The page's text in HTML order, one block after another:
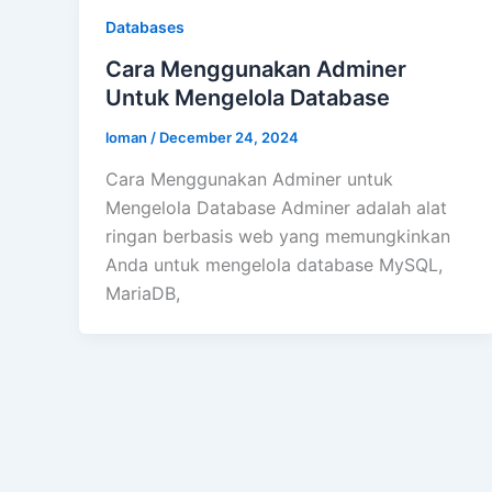
Databases
Cara Menggunakan Adminer
Untuk Mengelola Database
loman / December 24, 2024
Cara Menggunakan Adminer untuk
Mengelola Database Adminer adalah alat
ringan berbasis web yang memungkinkan
Anda untuk mengelola database MySQL,
MariaDB,